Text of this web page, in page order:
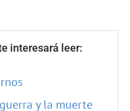
interesará leer:
y la muerte